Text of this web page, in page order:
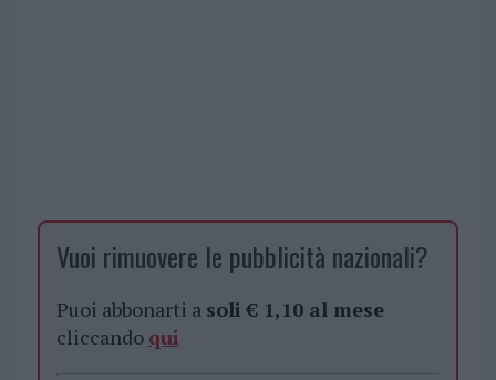
Vuoi rimuovere le pubblicità nazionali?
Puoi abbonarti a soli € 1,10 al mese
cliccando qui